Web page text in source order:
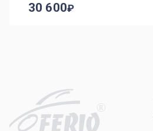
30 600
R